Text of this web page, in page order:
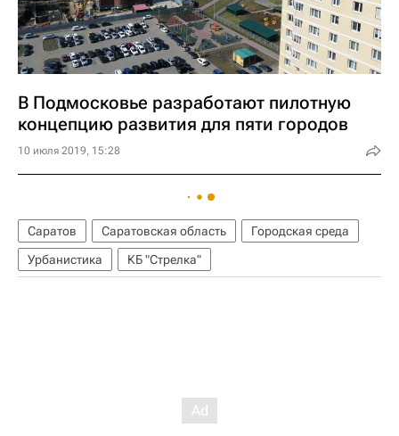
В Подмосковье разработают пилотную
концепцию развития для пяти городов
10 июля 2019, 15:28
Саратов Саратовская область
Городская среда
Урбанистика
КБ "Стрелка"